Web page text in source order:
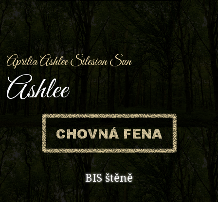
Aprilia Ashlee Silesian Sun
​Ashlee
BIS štěně